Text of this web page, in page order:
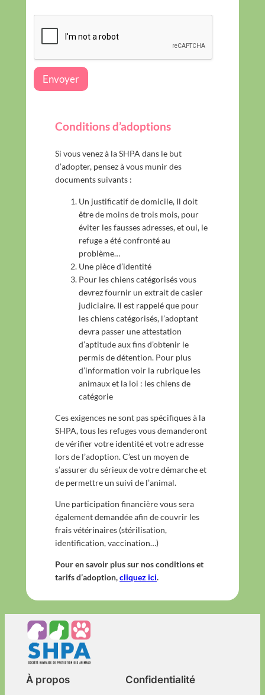
t
d
e
d
Envoyer
Conditions d’adoptions
Si vous venez à la SHPA dans le but
d’adopter, pensez à vous munir des
documents suivants :
Un justificatif de domicile, Il doit
être de moins de trois mois, pour
éviter les fausses adresses, et oui, le
refuge a été confronté au
problème…
Une pièce d’identité
Pour les chiens catégorisés vous
devrez fournir un extrait de casier
judiciaire. Il est rappelé que pour
les chiens catégorisés, l’adoptant
devra passer une attestation
d’aptitude aux fins d’obtenir le
permis de détention. Pour plus
d’information voir la rubrique les
animaux et la loi : les chiens de
catégorie
Ces exigences ne sont pas spécifiques à la
SHPA, tous les refuges vous demanderont
de vérifier votre identité et votre adresse
lors de l’adoption. C’est un moyen de
s’assurer du sérieux de votre démarche et
de permettre un suivi de l’animal.
Une participation financière vous sera
également demandée afin de couvrir les
frais vétérinaires (stérilisation,
identification, vaccination…)
Pour en savoir plus sur nos conditions et
tarifs d’adoption,cliquez ici.
À propos Confidentialité